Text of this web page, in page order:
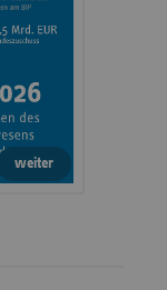
weiter